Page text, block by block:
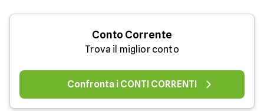
Conto Corrente
Trova il miglior conto
Confronta i CONTI CORRENTI